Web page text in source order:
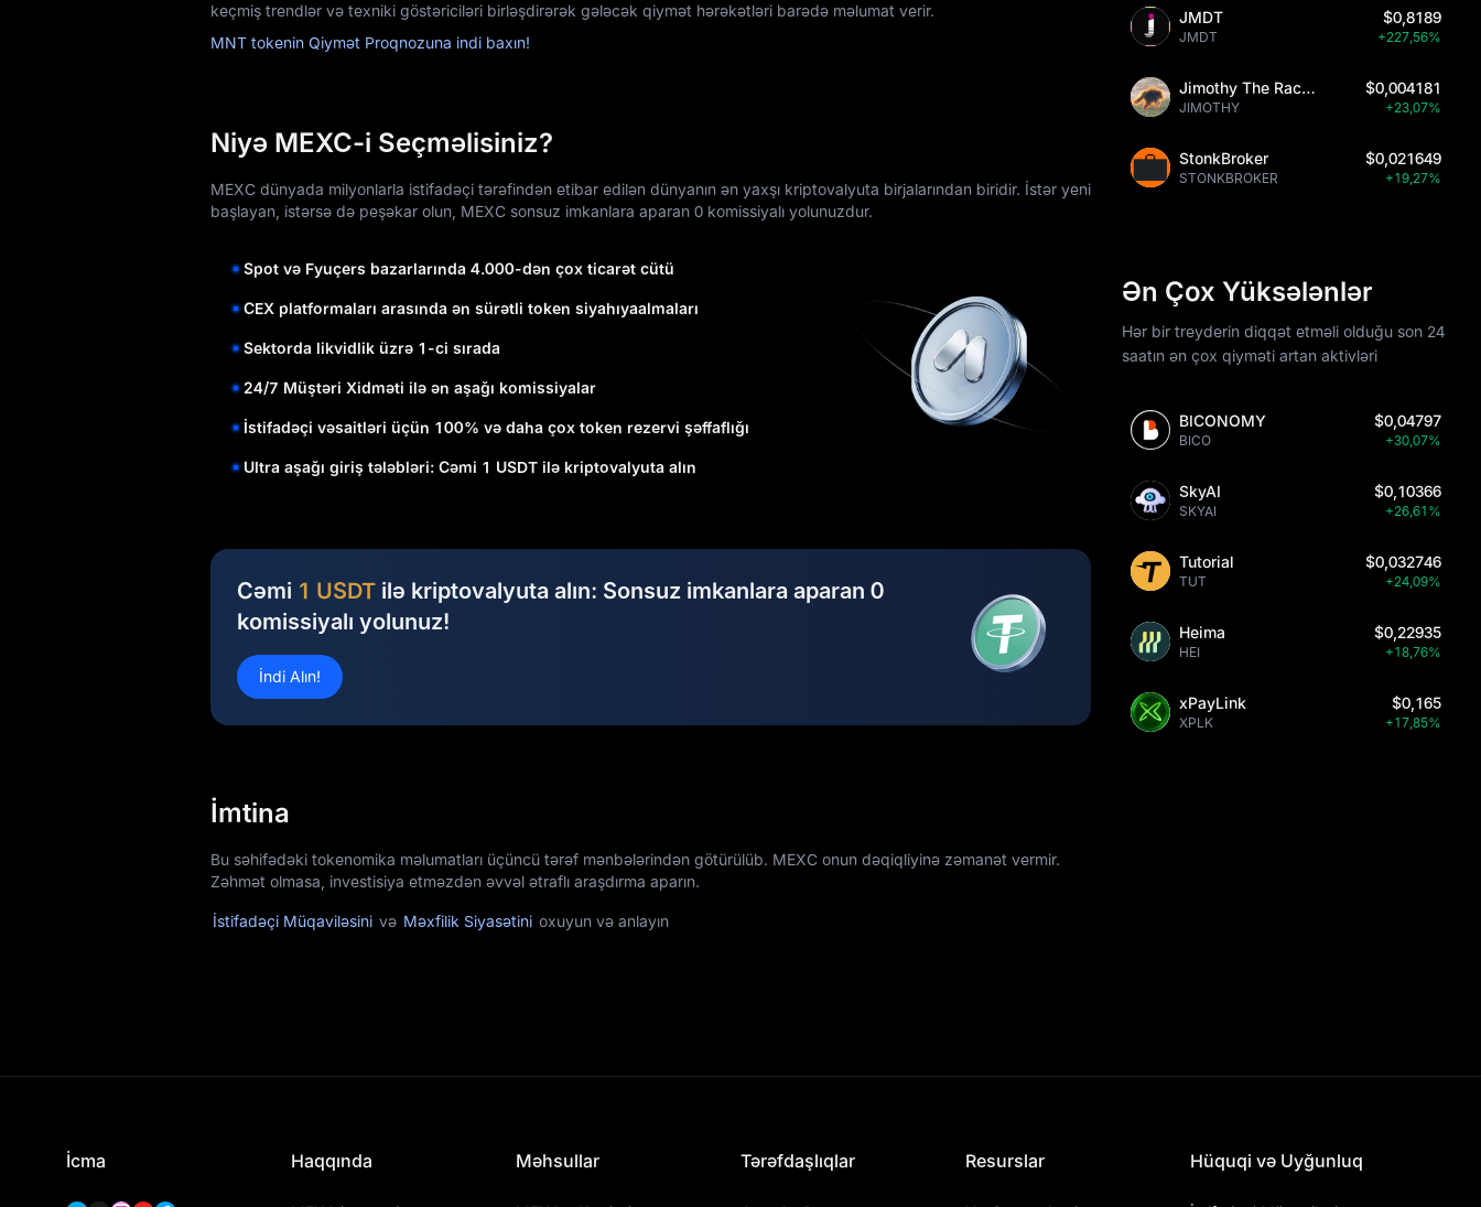
keçmiş trendlər və texniki göstəriciləri birləşdirərək gələcək qiymət hərəkətləri barədə məlumat verir.
MNT tokenin Qiymət Proqnozuna indi baxın!
Niyə MEXC-i Seçməlisiniz?
MEXC dünyada milyonlarla istifadəçi tərəfindən etibar edilən dünyanın ən yaxşı kriptovalyuta birjalarından biridir. İstər yeni
başlayan, istərsə də peşəkar olun, MEXC sonsuz imkanlara aparan 0 komissiyalı yolunuzdur.
Spot və Fyuçers bazarlarında 4.000-dən çox ticarət cütü
CEX platformaları arasında ən sürətli token siyahıyaalmaları
Sektorda likvidlik üzrə 1-ci sırada
24/7 Müştəri Xidməti ilə ən aşağı komissiyalar
İstifadəçi vəsaitləri üçün 100% və daha çox token rezervi şəffaflığı
Ultra aşağı giriş tələbləri: Cəmi 1 USDT ilə kriptovalyuta alın
Cəmi 1 USDT ilə kriptovalyuta alın: Sonsuz imkanlara aparan 0
komissiyalı yolunuz!
İndi Alın!
İmtina
Bu səhifədəki tokenomika məlumatları üçüncü tərəf mənbələrindən götürülüb. MEXC onun dəqiqliyinə zəmanət vermir.
Zəhmət olmasa, investisiya etməzdən əvvəl ətraflı araşdırma aparın.
İstifadəçi Müqaviləsini və Məxfilik Siyasətini oxuyun və anlayın
JMDT
JMDT
$0,8189
+227,56%
Jimothy The Raccoon
JIMOTHY
$0,004181
+23,07%
StonkBroker
STONKBROKER
$0,021649
+19,27%
Ən Çox Yüksələnlər
Hər bir treyderin diqqət etməli olduğu son 24
saatın ən çox qiyməti artan aktivləri
BICONOMY
BICO
$0,04797
+30,07%
SkyAI
SKYAI
$0,10366
+26,61%
Tutorial
TUT
$0,032746
+24,09%
Heima
HEI
$0,22935
+18,76%
xPayLink
XPLK
$0,165
+17,85%
İcma Haqqında Məhsullar Tərəfdaşlıqlar Resurslar Hüquqi və Uyğunluq